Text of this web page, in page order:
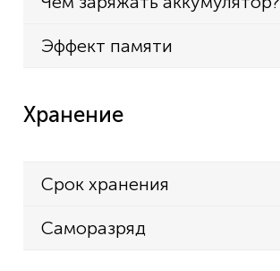
Эффект памяти
Хранение
Срок хранения
Саморазряд